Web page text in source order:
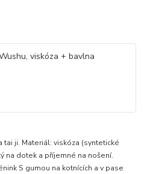
ji. Materiál: viskóza (syntetické
na dotek a příjemné na nošení.
S gumou na kotnících a v pase